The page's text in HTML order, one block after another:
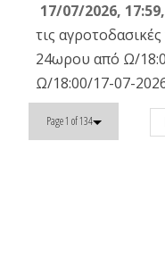
17/07/2026,
τις
24ωρου από Ω/
Ω/18:00/17-07-
Page 1 of 134